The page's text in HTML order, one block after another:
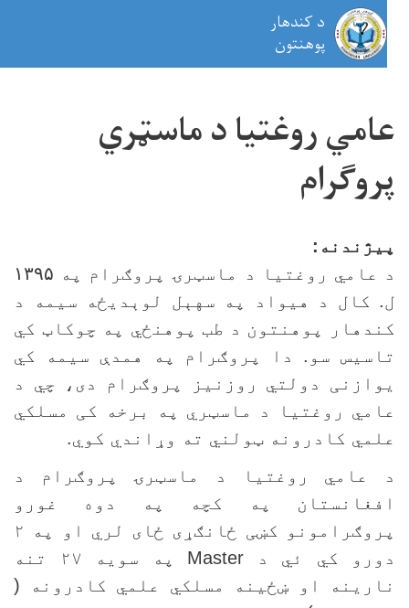
دانګل
د کندهار
پوهنتون
روغتيا د ماسټري
عامي روغتيا د ماسټرۍ پروګرام په ۱۳۹۵
کال د هيواد په سهېل لوېديځه سيمه د
پوهنتون د طب پوهنځي په چوکاټ کي
سو. دا پروګرام په همدې سیمه کي
دولتي روزنيز پروګرام دی، چي د
روغتيا د ماسټري په برخه کی مسلکي
کادرونه ټولني ته وړاندي کوي.
عامي روغتيا د ماسټرۍ پروګرام د
په کچه په دوه غورو
پروګرامونو کښی ځانګړی ځای لري او په ۲
کي ئي د Master
په سويه ۲۷ تنه
او ښځينه مسلکي علمي کادرونه (